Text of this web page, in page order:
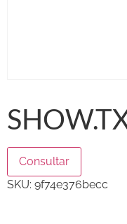
Consultar
SKU: 9f74e376becc